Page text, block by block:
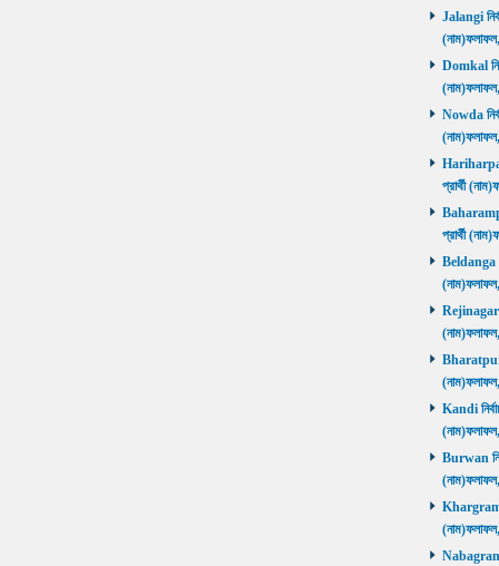
Jalangi
Domkal
Nowda
প্রার্থী
প্রার্থী
Beldanga
Rejinagar
Bharatpur
Kandi
Burwan
Khargram
Nabagram